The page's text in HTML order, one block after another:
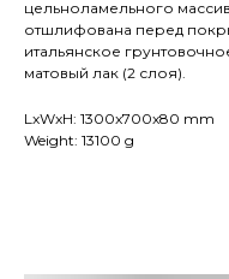
цельноламельного
отшлифована перед
итальянское
матовый лак (2 слоя).
LxWxH: 1300x700x80 mm
Weight: 13100 g